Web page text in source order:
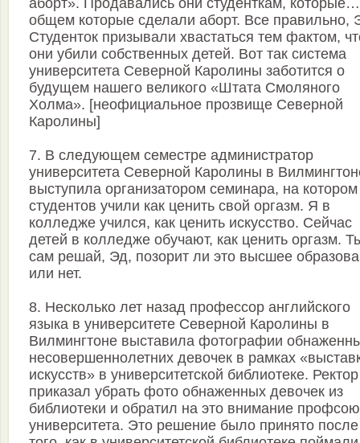
аборт». Продавались они студенткам,
общем которые сделали аборт. Все правильно,
Студенток призывали хвастаться тем фактом,
они убили собственных детей. Вот так система
университета Северной Каролины заботится о
будущем нашего великого «Штата Смоляного
Холма». [неофициальное прозвище Северной
Каролины]
7. В следующем семестре администратор
университета Северной Каролины в
выступила организатором семинара, на котором
студентов учили как ценить свой оргазм. Я в
колледже учился, как ценить искусство. Сейчас
детей в колледже обучают, как ценить оргазм.
сам решай, Эд, позорит ли это высшее
или нет.
8. Несколько лет назад профессор английского
языка в университете Северной Каролины в
Вилмингтоне выставила фотографии
несовершеннолетних девочек в рамках
искусств» в университетской библиотеке. Ректор
приказал убрать фото обнаженных девочек из
библиотеки и обратил на это внимание
университета. Это решение было принято после